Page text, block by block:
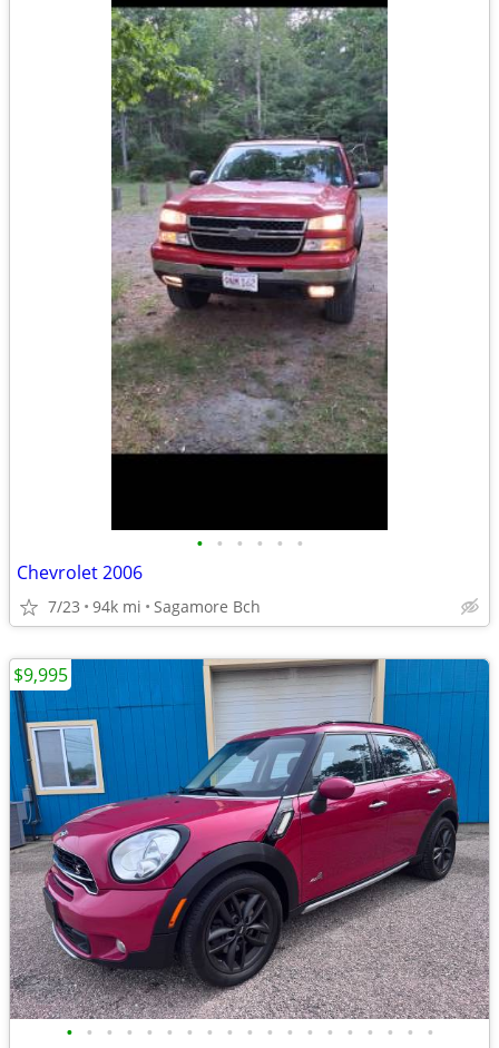
• • • • • •
Chevrolet 2006
7/23 94k mi Sagamore Bch
• • • • • • • • • • • • • • • • • • •
$9,995